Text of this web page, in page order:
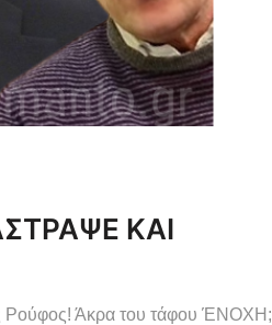
ΚΑΙ
Ρούφος! Άκρα του τάφου ΈΝΟΧΗ;